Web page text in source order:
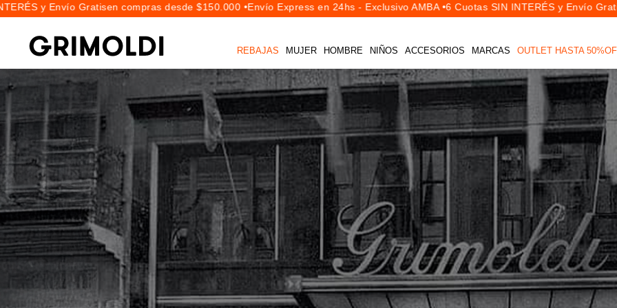
REBAJAS MUJER HOMBRE NIÑOS ACCESORIOS MARCAS OUTLET HASTA
Gratisen compras desde $150.000 • Envío Express en 24hs - Exclusivo AMBA •6 Cuotas SIN INTERÉS y Envío Gratisen